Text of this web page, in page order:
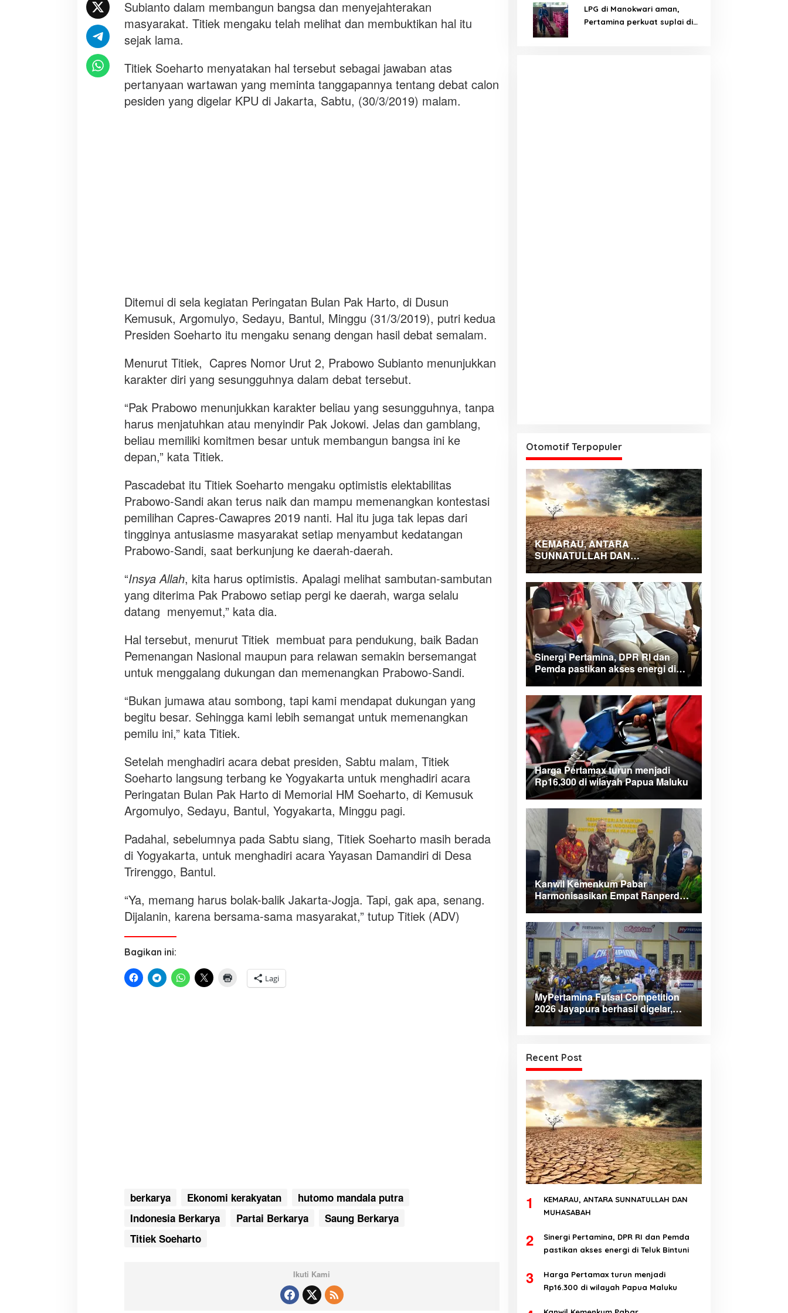
n
T
u
u
M
e
Subianto dalam membangun bangsa dan menyejahterakan
masyarakat. Titiek mengaku telah melihat dan membuktikan hal itu
sejak lama.
Titiek Soeharto menyatakan hal tersebut sebagai jawaban atas
pertanyaan wartawan yang meminta tanggapannya tentang debat calon
pesiden yang digelar KPU di Jakarta, Sabtu, (30/3/2019) malam.
Ditemui di sela kegiatan Peringatan Bulan Pak Harto, di Dusun
Kemusuk, Argomulyo, Sedayu, Bantul, Minggu (31/3/2019), putri kedua
Presiden Soeharto itu mengaku senang dengan hasil debat semalam.
Menurut Titiek, Capres Nomor Urut 2, Prabowo Subianto menunjukkan
karakter diri yang sesungguhnya dalam debat tersebut.
“Pak Prabowo menunjukkan karakter beliau yang sesungguhnya, tanpa
harus menjatuhkan atau menyindir Pak Jokowi. Jelas dan gamblang,
beliau memiliki komitmen besar untuk membangun bangsa ini ke
depan,” kata Titiek.
Pascadebat itu Titiek Soeharto mengaku optimistis elektabilitas
Prabowo-Sandi akan terus naik dan mampu memenangkan kontestasi
pemilihan Capres-Cawapres 2019 nanti. Hal itu juga tak lepas dari
tingginya antusiasme masyarakat setiap menyambut kedatangan
Prabowo-Sandi, saat berkunjung ke daerah-daerah.
“Insya Allah, kita harus optimistis. Apalagi melihat sambutan-sambutan
yang diterima Pak Prabowo setiap pergi ke daerah, warga selalu
datang menyemut,” kata dia.
Hal tersebut, menurut Titiek membuat para pendukung, baik Badan
Pemenangan Nasional maupun para relawan semakin bersemangat
untuk menggalang dukungan dan memenangkan Prabowo-Sandi.
“Bukan jumawa atau sombong, tapi kami mendapat dukungan yang
begitu besar. Sehingga kami lebih semangat untuk memenangkan
pemilu ini,” kata Titiek.
Setelah menghadiri acara debat presiden, Sabtu malam, Titiek
Soeharto langsung terbang ke Yogyakarta untuk menghadiri acara
Peringatan Bulan Pak Harto di Memorial HM Soeharto, di Kemusuk
Argomulyo, Sedayu, Bantul, Yogyakarta, Minggu pagi.
Padahal, sebelumnya pada Sabtu siang, Titiek Soeharto masih berada
di Yogyakarta, untuk menghadiri acara Yayasan Damandiri di Desa
Trirenggo, Bantul.
“Ya, memang harus bolak-balik Jakarta-Jogja. Tapi, gak apa, senang.
Dijalanin, karena bersama-sama masyarakat,” tutup Titiek (ADV)
Bagikan ini:
Lagi
berkarya Ekonomi kerakyatan
hutomo mandala putra
Indonesia Berkarya
Partai Berkarya
Saung Berkarya
Titiek Soeharto
Ikuti Kami
LPG di Manokwari aman,
Pertamina perkuat suplai di
Otomotif Terpopuler
KEMARAU, ANTARA
SUNNATULLAH DAN
MUHASABAH
Sinergi Pertamina, DPR RI dan
Pemda pastikan akses energi di
Teluk Bintuni
Harga Pertamax turun menjadi
Rp16.300 di wilayah Papua Maluku
Kanwil Kemenkum Pabar
Harmonisasikan Empat Ranperda
Kabupaten Teluk Wondama
MyPertamina Futsal Competition
2026 Jayapura berhasil digelar,
dorong talenta muda berprestasi
Recent Post
1
KEMARAU, ANTARA SUNNATULLAH DAN
MUHASABAH
2
Sinergi Pertamina, DPR RI dan Pemda
pastikan akses energi di Teluk Bintuni
3
Harga Pertamax turun menjadi
Rp16.300 di wilayah Papua Maluku